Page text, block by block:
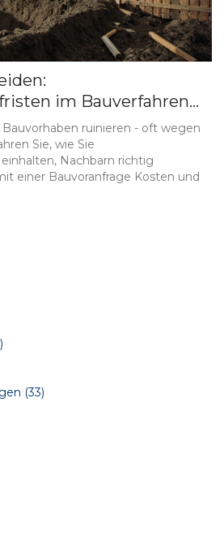
im Bauverfahren
ruinieren - oft wegen
Sie, wie Sie
Nachbarn richtig
einer Bauvoranfrage Kosten und
(33)